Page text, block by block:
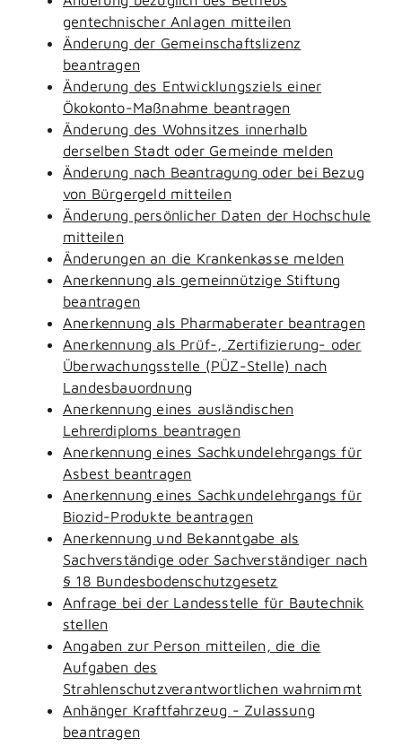
gentechnischer Anlagen mitteilen
Änderung der Gemeinschaftslizenz
beantragen
Änderung des Entwicklungsziels einer
Ökokonto-Maßnahme beantragen
Änderung des Wohnsitzes innerhalb
derselben Stadt oder Gemeinde melden
Änderung nach Beantragung oder bei Bezug
von Bürgergeld mitteilen
Änderung persönlicher Daten der Hochschule
mitteilen
Änderungen an die Krankenkasse melden
Anerkennung als gemeinnützige Stiftung
beantragen
Anerkennung als Pharmaberater beantragen
Anerkennung als Prüf-, Zertifizierung- oder
Überwachungsstelle (PÜZ-Stelle) nach
Landesbauordnung
Anerkennung eines ausländischen
Lehrerdiploms beantragen
Anerkennung eines Sachkundelehrgangs für
Asbest beantragen
Anerkennung eines Sachkundelehrgangs für
Biozid-Produkte beantragen
Anerkennung und Bekanntgabe als
Sachverständige oder Sachverständiger nach
§ 18 Bundesbodenschutzgesetz
Anfrage bei der Landesstelle für Bautechnik
stellen
Angaben zur Person mitteilen, die die
Aufgaben des
Strahlenschutzverantwortlichen wahrnimmt
Anhänger Kraftfahrzeug - Zulassung
beantragen